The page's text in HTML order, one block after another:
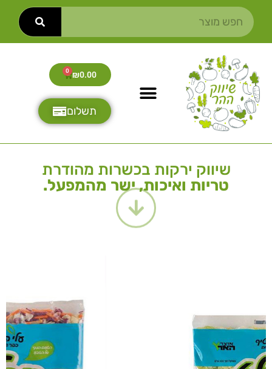
₪0.00
0
תשלום
שיווק ירקות בכשרות מהודרת
טריות ואיכות, ישר מהמפעל.